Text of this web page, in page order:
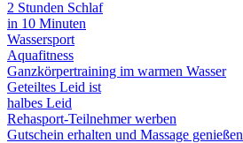
2 Stunden Schlaf
in 10 Minuten
Wassersport
Aquafitness
Ganzkörpertraining im warmen Wasser
Geteiltes Leid ist
halbes Leid
Rehasport-Teilnehmer werben
Gutschein erhalten und Massage genießen